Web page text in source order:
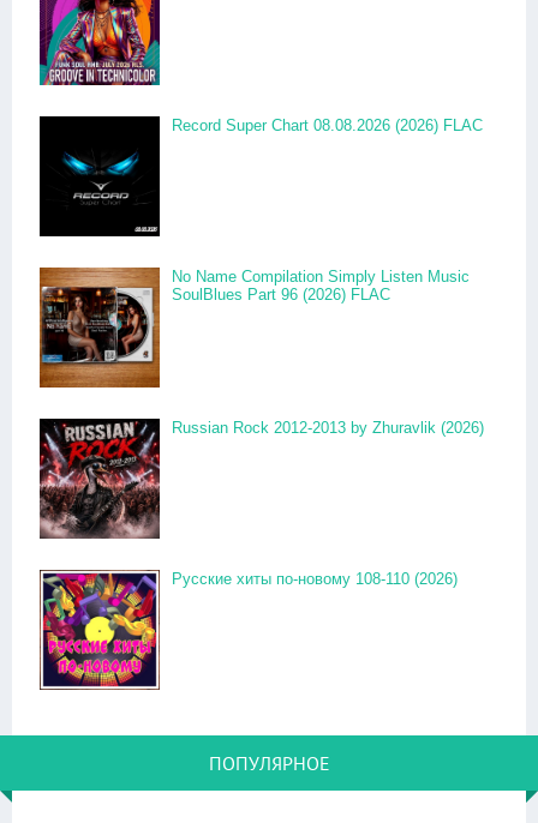
Record Super Chart 08.08.2026 (2026) FLAC
No Name Compilation Simply Listen Music
SoulBlues Part 96 (2026) FLAC
Russian Rock 2012-2013 by Zhuravlik (2026)
Русские хиты по-новому 108-110 (2026)
ПОПУЛЯРНОЕ